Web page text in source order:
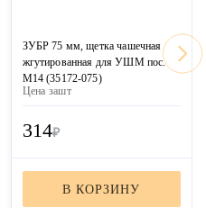
ЗУБР 75 мм, щетка чашечная
жгутированная для УШМ пос.
М14 (35172-075)
Цена зашт
314₽
В КОРЗИНУ